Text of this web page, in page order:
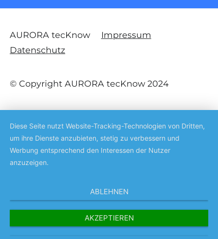
AURORA tecKnow
Impressum
Datenschutz
© Copyright AURORA tecKnow 2024
Diese Seite nutzt Website-Tracking-Technologien von Dritten,
um ihre Dienste anzubieten, stetig zu verbessern und
Werbung entsprechend den Interessen der Nutzer
anzuzeigen.
ABLEHNEN
AKZEPTIEREN